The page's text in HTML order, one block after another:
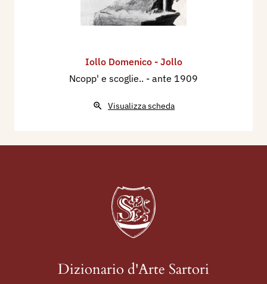
Iollo Domenico - Jollo
Ncopp' e scoglie.. - ante 1909
Visualizza scheda
Dizionario d'Arte Sartori